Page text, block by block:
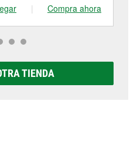
| Compra ahora
TIENDA